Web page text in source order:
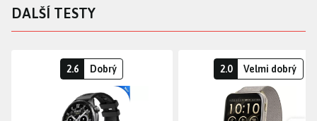
DALŠÍ TESTY
2.6 Dobrý 2.0 Velmi dobrý